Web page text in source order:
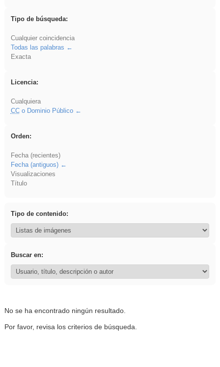
Tipo de búsqueda:
Cualquier coincidencia
Todas las palabras
Exacta
Licencia:
Cualquiera
CCo Dominio Público
Orden:
Fecha (recientes)
Fecha (antiguos)
Visualizaciones
Título
Tipo de contenido:
Buscar en:
No se ha encontrado ningún resultado.
Por favor, revisa los criterios de búsqueda.